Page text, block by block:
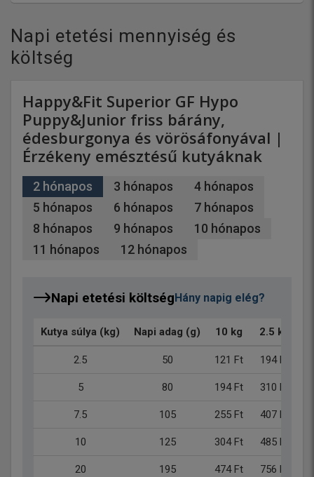
Napi etetési mennyiség és
költség
Happy&Fit Superior GF Hypo
Puppy&Junior friss bárány,
édesburgonya és vörösáfonyával |
Érzékeny emésztésű kutyáknak
2 hónapos 3 hónapos
4 hónapos
5 hónapos
6 hónapos
7 hónapos
8 hónapos
9 hónapos
10 hónapos
11 hónapos
12 hónapos
Napi etetési költségHány napig elég?
Kutya súlya (kg) Napi adag (g) 10 kg 2.5 kg
2.5 50 121 Ft 194 Ft
5 80 194 Ft 310 Ft
7.5 105 255 Ft 407 Ft
10 125 304 Ft 485 Ft
20 195 474 Ft 756 Ft